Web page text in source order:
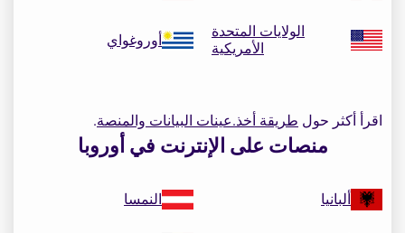
الولايات المتحدة
الأمريكية
أوروغواي
اقرأ أكثر حول طريقة أخذ.عينات البيانات والمنصة.
منصات على الإنترنت في أوروبا
ألبانيا النمسا